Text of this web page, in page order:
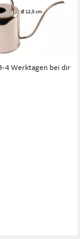
mit einer
1,5 Liter
4 Werktagen bei dir